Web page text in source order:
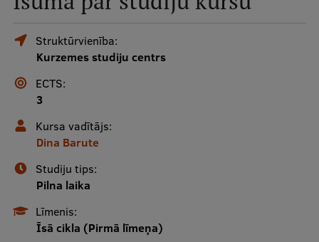
Mobile
galvenā
izvēlne
Studiju iespējas
Pamatstudiju programmas
Maģistra studiju programmas
Doktorantūra
Rezidentūra
Uzņemšana
Praktiska informācija
Struktūrvienība:
Kurzemes studiju centrs
ECTS:
3
Kursa vadītājs:
Dina Barute
Studiju tips:
Pilna laika
Līmenis:
Īsā cikla (Pirmā līmeņa)